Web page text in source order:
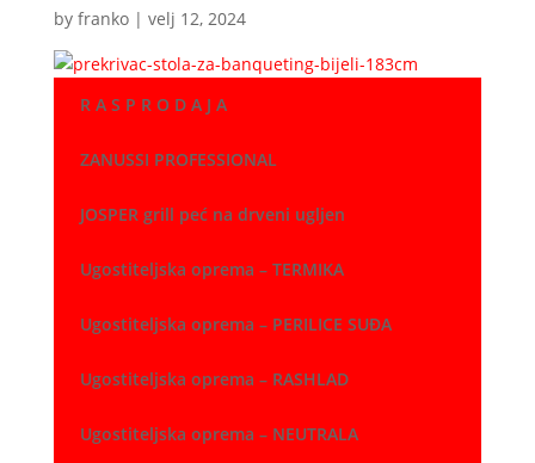
by franko| velj 12, 2024
R A S P R O D A J A
ZANUSSI PROFESSIONAL
JOSPER grill peć na drveni ugljen
Ugostiteljska oprema – TERMIKA
Ugostiteljska oprema – PERILICE SUĐA
Ugostiteljska oprema – RASHLAD
Ugostiteljska oprema – NEUTRALA